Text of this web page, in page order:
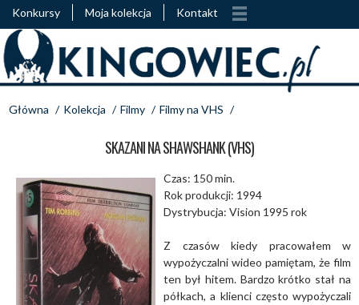
Konkursy Moja kolekcja Kontakt
Główna / Kolekcja / Filmy / Filmy na VHS /
SKAZANI NA SHAWSHANK (VHS)
Czas: 150 min.
Rok produkcji: 1994
Dystrybucja: Vision 1995 rok
Z czasów kiedy pracowałem w
wypożyczalni wideo pamiętam, że film
ten był hitem. Bardzo krótko stał na
półkach, a klienci często wypożyczali